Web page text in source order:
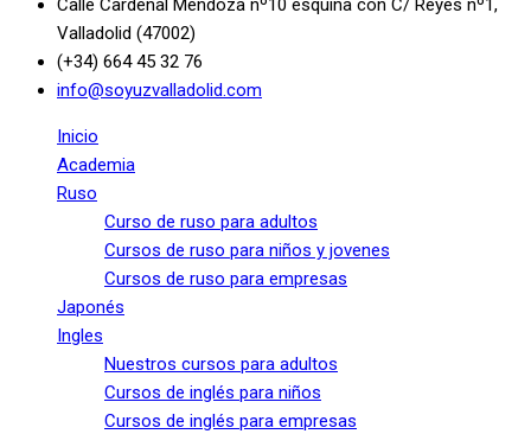
Calle Cardenal Mendoza nº10 esquina con C/ Reyes nº1,
Valladolid (47002)
(+34) 664 45 32 76
info@soyuzvalladolid.com
Inicio
Academia
Ruso
Curso de ruso para adultos
Cursos de ruso para niños y jovenes
Cursos de ruso para empresas
Japonés
Ingles
Nuestros cursos para adultos
Cursos de inglés para niños
Cursos de inglés para empresas